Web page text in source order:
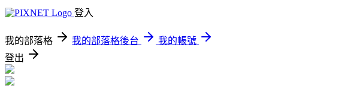
登入
我的部落格 我的部落格後台
我的帳號
登出